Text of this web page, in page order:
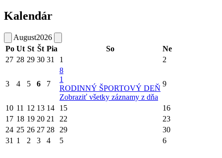
Kalendár
August2026
Po Ut St Št Pia So
Ne
27 28 29 30 31 1 2
3 4 5 6 7
8
1
RODINNÝ ŠPORTOVÝ DEŇ
Zobraziť všetky záznamy z dňa
9
10 11 12 13 14 15
16
17 18 19 20 21 22
23
24 25 26 27 28 29
30
31 1 2 3 4 5 6